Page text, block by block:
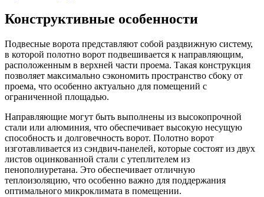
Конструктивные особенности
Подвесные ворота представляют собой раздвижную систему,
в которой полотно ворот подвешивается к направляющим,
расположенным в верхней части проема. Такая конструкция
позволяет максимально сэкономить пространство сбоку от
проема, что особенно актуально для помещений с
ограниченной площадью.
Направляющие могут быть выполнены из высокопрочной
стали или алюминия, что обеспечивает высокую несущую
способность и долговечность ворот. Полотно ворот
изготавливается из сэндвич-панелей, которые состоят из двух
листов оцинкованной стали с утеплителем из
пенополиуретана. Это обеспечивает отличную
теплоизоляцию, что особенно важно для поддержания
оптимального микроклимата в помещении.